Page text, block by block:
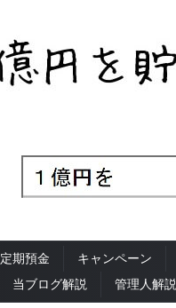
定期預金 キャンペーン
当ブログ解説 管理人解説